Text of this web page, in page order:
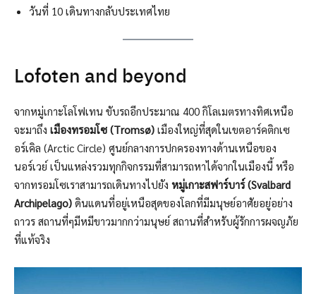
วันที่ 10 เดินทางกลับประเทศไทย
Lofoten and beyond
จากหมู่เกาะโลโฟเทน ขับรถอีกประมาณ 400 กิโลเมตรทางทิศเหนือ
จะมาถึง เมืองทรอมโซ (Tromsø) เมืองใหญ่ที่สุดในเขตอาร์คติกเซ
อร์เคิล (Arctic Circle) ศูนย์กลางการปกครองทางด้านเหนือของ
นอร์เวย์ เป็นแหล่งรวมทุกกิจกรรมที่สามารถหาได้จากในเมืองนี้ หรือ
จากทรอมโซเราสามารถเดินทางไปยัง หมู่เกาะสฟาร์บาร์ (Svalbard
Archipelago) ดินแดนที่อยู่เหนือสุดของโลกที่มีมนุษย์อาศัยอยู่อย่าง
ถาวร สถานที่ๆมีหมีขาวมากกว่ามนุษย์ สถานที่สำหรับผู้รักการผจญภัย
ที่แท้จริง